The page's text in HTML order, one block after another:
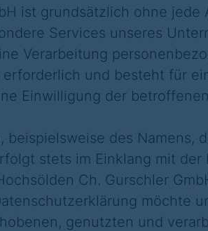
ist grundsätzlich ohne jede
Services unseres
Verarbeitung
und besteht für
Einwilligung der
des Namens,
stets im Einklang mit
Ch. Gurschler
möchte
genutzten und